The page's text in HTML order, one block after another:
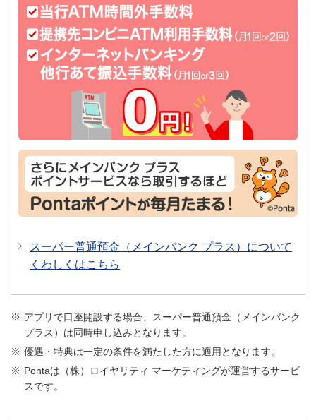
店舗での口座開設についてくわしくはこちら
本人確認書類等は有効期限内、または発行日から6ヵ月以
内のものに限ります。
在留カードをお持ちのお客さまはご提示ください（在留期
2026年6月14日以降に発行された在留カードをお持ちのお
客さまは、追加でパスポートや住民票などのご提示をお願
預金口座の開設時にはマイナンバーの届け出をご依頼して
おります。
わしくはこちら
スーパー普通預金（メインバンク プラス）について
くわしくはこちら
アプリで口座開設する場合、スーパー普通預金（メインバンク
プラス）は同時申し込みとなります。
優遇・特典は一定の条件を満たした方に適用となります。
Pontaは（株）ロイヤリティ マーケティングが運営するサービ
スです。